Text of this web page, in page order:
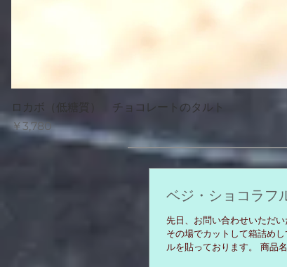
ロカボ（低糖質） チョコレートのタルト
価格
￥3,780
ベジ・ショコラフ
先日、お問い合わせいただ
その場でカットして箱詰め
ルを貼っております。 商品